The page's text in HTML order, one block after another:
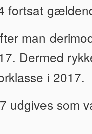
fortsat
man
Dermed
i 2017.
udgives som